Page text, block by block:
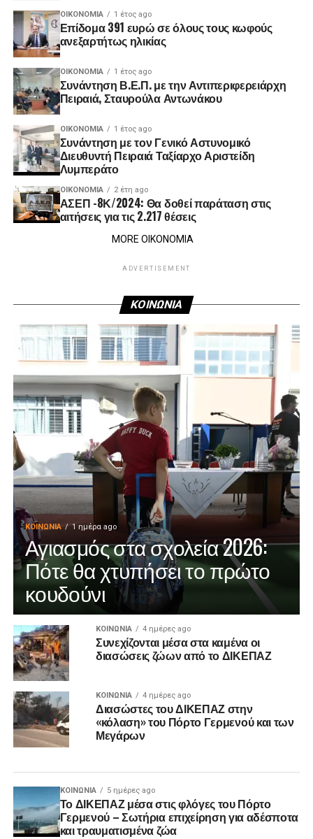
ΟΙΚΟΝΟΜΊΑ 1 έτος ago
Επίδομα 391 ευρώ σε όλους τους κωφούς
ανεξαρτήτως ηλικίας
ΟΙΚΟΝΟΜΊΑ 1 έτος ago
Συνάντηση Β.Ε.Π. με την Αντιπεριφερειάρχη
Πειραιά, Σταυρούλα Αντωνάκου
ΟΙΚΟΝΟΜΊΑ 1 έτος ago
Συνάντηση με τον Γενικό Αστυνομικό
Διευθυντή Πειραιά Ταξίαρχο Αριστείδη
Λυμπεράτο
ΟΙΚΟΝΟΜΊΑ 2 έτη ago
ΑΣΕΠ -8Κ/2024: Θα δοθεί παράταση στις
αιτήσεις για τις 2.217 θέσεις
MORE ΟΙΚΟΝΟΜΙΑ
ADVERTISEMENT
ΚΟΙΝΩΝΙΑ
ΚΟΙΝΩΝΊΑ 1 ημέρα ago
Αγιασμός στα σχολεία 2026:
Πότε θα χτυπήσει το πρώτο
κουδούνι
ΚΟΙΝΩΝΊΑ 4 ημέρες ago
Συνεχίζονται μέσα στα καμένα οι
διασώσεις ζώων από το ΔΙΚΕΠΑΖ
ΚΟΙΝΩΝΊΑ 4 ημέρες ago
Διασώστες του ΔΙΚΕΠΑΖ στην
«κόλαση» του Πόρτο Γερμενού και των
Μεγάρων
ΚΟΙΝΩΝΊΑ 5 ημέρες ago
Το ΔΙΚΕΠΑΖ μέσα στις φλόγες του Πόρτο
Γερμενού – Σωτήρια επιχείρηση για αδέσποτα
και τραυματισμένα ζώα